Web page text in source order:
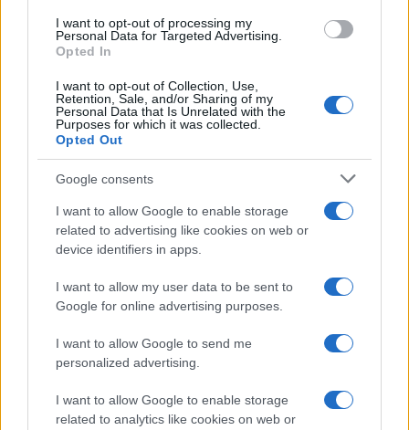
I want to opt-out of processing my
Personal Data for Targeted Advertising.
Opted In
I want to opt-out of Collection, Use,
Retention, Sale, and/or Sharing of my
Personal Data that Is Unrelated with the
Purposes for which it was collected.
Opted Out
Google consents
I want to allow Google to enable storage
related to advertising like cookies on web or
device identifiers in apps.
I want to allow my user data to be sent to
Google for online advertising purposes.
I want to allow Google to send me
personalized advertising.
I want to allow Google to enable storage
related to analytics like cookies on web or
Continua a leggere
TEEN NEWS
Sterling Point – L’isola dei segreti: trama, cast e
Cristian Castiglioni · 7 Ago 2026